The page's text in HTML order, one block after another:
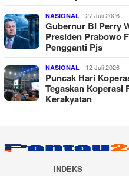
NASIONAL 27 Juli 2026
Gubernur BI Perry
Presiden Prabowo
Pengganti Pjs
NASIONAL 12 Juli 2026
Puncak Hari
Tegaskan Koperasi
Kerakyatan
INDEKS